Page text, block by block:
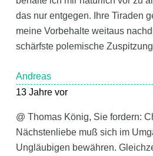
das nur entgegen. Ihre Tiraden
meine Vorbehalte weitaus
schärfste polemische
Andreas
13 Jahre vor
@ Thomas König, Sie fordern:
Nächstenliebe muß sich im
Ungläubigen bewähren.